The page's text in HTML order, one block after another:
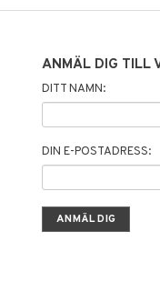
ANMÄL DIG TILL
DITT NAMN:
DIN E-POSTADRESS: